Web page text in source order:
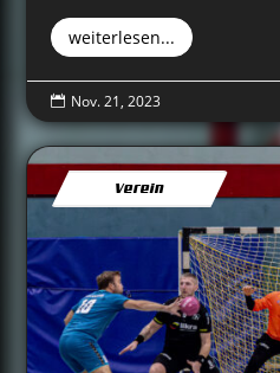
weiterlesen...
 Nov. 21, 2023
Verein